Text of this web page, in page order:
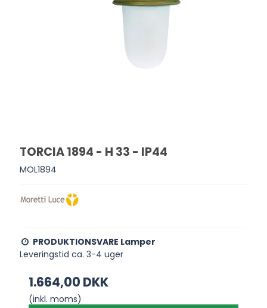
TORCIA 1894 - H 33 - IP44
MOL1894
PRODUKTIONSVARE Lamper
Leveringstid ca. 3-4 uger
1.664,00 DKK
(inkl. moms)